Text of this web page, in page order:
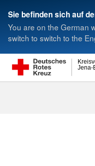
Sie befinden sich auf
You are on the German
switch to switch to the
Jena-